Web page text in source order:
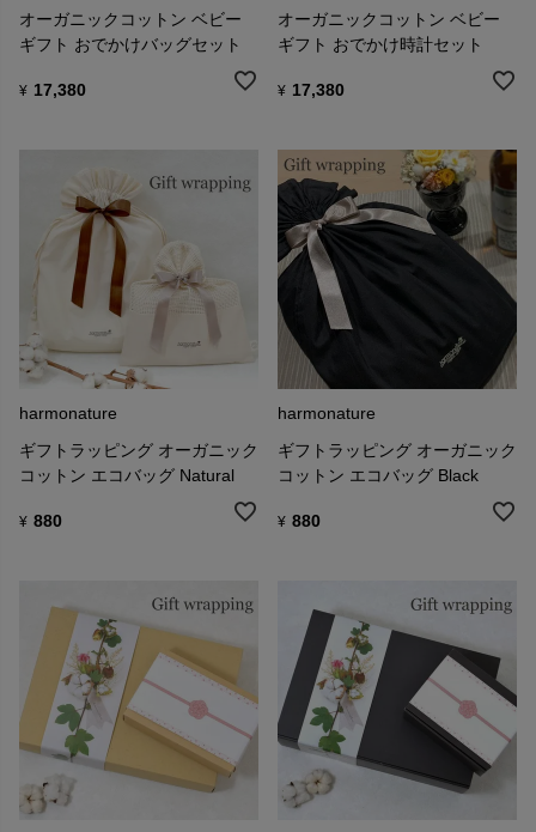
オーガニックコットン ベビー
ギフト おでかけバッグセット
¥ 17,380
オーガニックコットン ベビー
ギフト おでかけ時計セット
¥ 17,380
harmonature
ギフトラッピング オーガニック
コットン エコバッグ Natural
¥ 880
harmonature
ギフトラッピング オーガニック
コットン エコバッグ Black
¥ 880